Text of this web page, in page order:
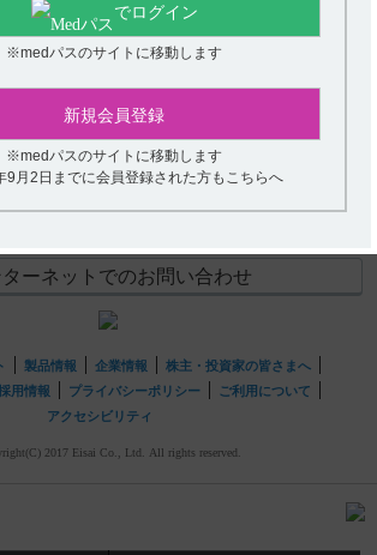
】 有効成分、規格の種類、性状、添加物
お聞かせください
(選択してください)
送信する
でログイン
※medパスのサイトに移動します
新規会員登録
※medパスのサイトに移動します
月2日までに会員登録された方もこちらへ
hhcホットライン
ターネットでのお問い合わせ
製品情報 企業情報
株主・投資家の皆さまへ
用情報 プライバシーポリシー
ご利用について
アクセシビリティ
2017 Eisai Co., Ltd. All rights reserved.